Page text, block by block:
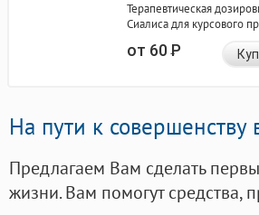
Терапевтическая
Сиалиса для курсового
от 60Р
На пути к совершенству
Предлагаем Вам сделать
жизни. Вам помогут средства,